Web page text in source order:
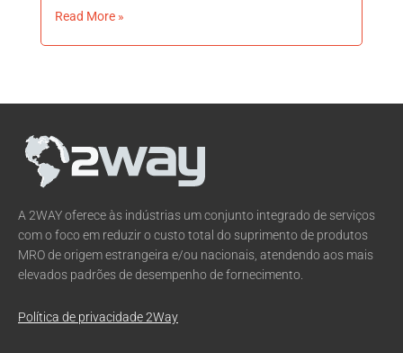
Read More »
A 2WAY oferece às indústrias um conjunto integrado de serviços
com o foco em reduzir o custo total do suprimento de produtos
MRO de origem estrangeira e/ou nacionais, atendendo aos mais
elevados padrões de desempenho de fornecimento.
Política de privacidade 2Way